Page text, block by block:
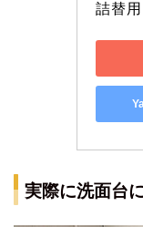
詰替
実際に洗面台